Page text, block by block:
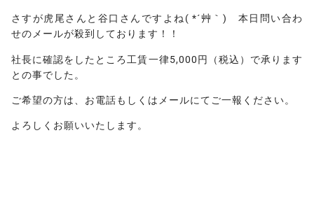
さすが虎尾さんと谷口さんですよね( *´艸｀) 本日問い合わ
せのメールが殺到しております！！
社長に確認をしたところ工賃一律5,000円（税込）で承ります
との事でした。
ご希望の方は、お電話もしくはメールにてご一報ください。
よろしくお願いいたします。